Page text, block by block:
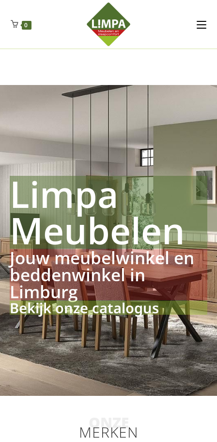
Regenschut
Drueckerpro
Fettsauren Dekemax Kapselmed
Luftkuhlen Zauberfan Netzfenste Insektensc
0
Limpa
Meubelen
Jouw meubelwinkel en
beddenwinkel in
Limburg
Bekijk onze catalogus
ONZE
MERKEN